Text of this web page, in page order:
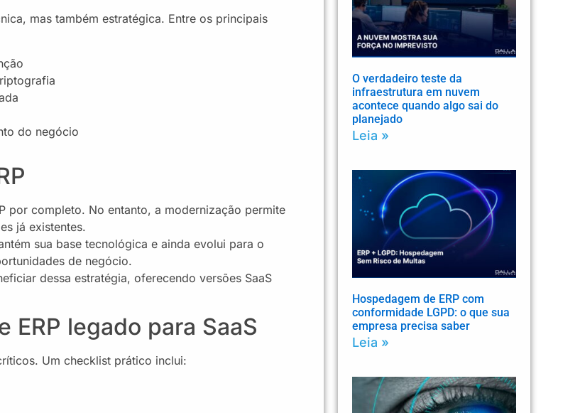
mas também estratégica. Entre os principais
do negócio
por completo. No entanto, a modernização permite
já existentes.
sua base tecnológica e ainda evolui para o
de negócio.
dessa estratégia, oferecendo versões SaaS
ERP legado para SaaS
Um checklist prático inclui:
O verdadeiro teste da
infraestrutura em nuvem
acontece quando algo sai do
planejado
Leia »
Hospedagem de ERP com
conformidade LGPD: o que sua
empresa precisa saber
Leia »